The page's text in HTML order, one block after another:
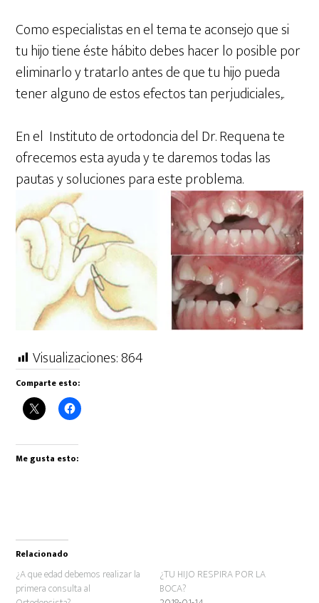
Como especialistas en el tema te aconsejo que si
tu hijo tiene éste hábito debes hacer lo posible por
eliminarlo y tratarlo antes de que tu hijo pueda
tener alguno de estos efectos tan perjudiciales,.
En el Instituto de ortodoncia del Dr. Requena te
ofrecemos esta ayuda y te daremos todas las
pautas y soluciones para este problema.
Visualizaciones:864
Comparte esto:
Me gusta esto:
Relacionado
¿A que edad debemos realizar la
primera consulta al
¿TU HIJO RESPIRA POR LA
BOCA?